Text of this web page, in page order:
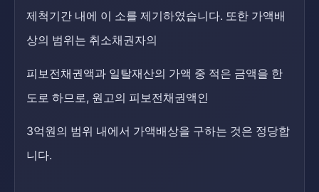
제척기간 내에 이 소를 제기하였습니다. 또한 가액배
상의 범위는 취소채권자의
피보전채권액과 일탈재산의 가액 중 적은 금액을 한
도로 하므로, 원고의 피보전채권액인
3억원의 범위 내에서 가액배상을 구하는 것은 정당합
니다.